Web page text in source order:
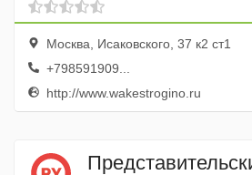
Москва, Исаковского, 37 к2 ст1
+798591909...
http://www.wakestrogino.ru